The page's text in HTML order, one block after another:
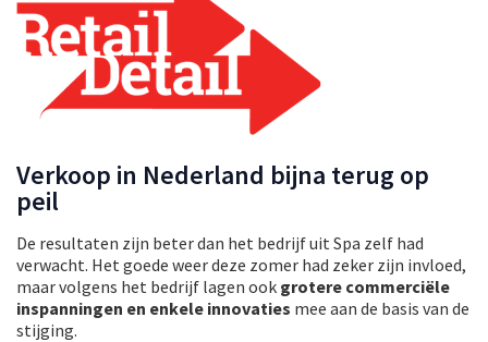
Verkoop in Nederland bijna terug op
peil
De resultaten zijn beter dan het bedrijf uit Spa zelf had
verwacht. Het goede weer deze zomer had zeker zijn invloed,
maar volgens het bedrijf lagen ook grotere commerciële
inspanningen en enkele innovaties mee aan de basis van de
stijging.